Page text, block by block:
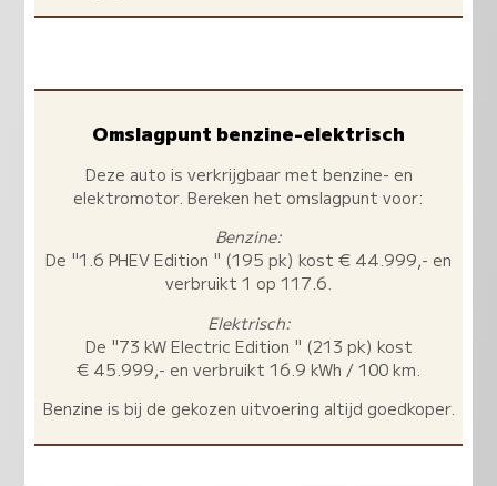
Omslagpunt benzine-elektrisch
Deze auto is verkrijgbaar met benzine- en
elektromotor. Bereken het omslagpunt voor:
Benzine:
De "1.6 PHEV Edition " (195 pk) kost € 44.999,- en
verbruikt 1 op 117.6.
Elektrisch:
De "73 kW Electric Edition " (213 pk) kost
€ 45.999,- en verbruikt 16.9 kWh / 100 km.
Benzine is bij de gekozen uitvoering altijd goedkoper.